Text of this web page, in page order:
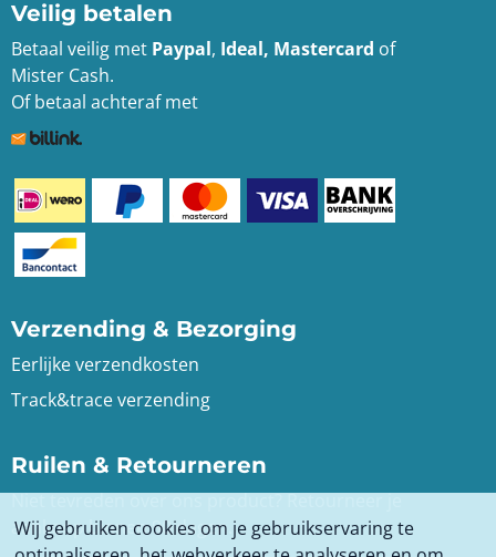
Veilig betalen
Betaal veilig met Paypal, Ideal, Mastercard of
Mister Cash.
Of betaal achteraf met
Verzending & Bezorging
Eerlijke verzendkosten
Track&trace verzending
Ruilen & Retourneren
Niet tevreden over ons product? Retourneer je
aankoop binnen 90 dagen.
Wij gebruiken cookies om je gebruikservaring te